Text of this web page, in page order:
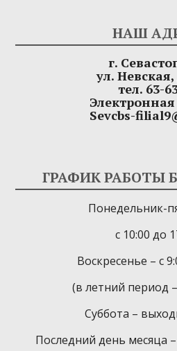
НАШ
г.
ул.
тел. 63-
Sevcbs-
ГРАФИК РАБОТЫ
Понедельник-
с 10:00 до
Воскресенье – с
(в летний период
Суббота –
Последний день месяца